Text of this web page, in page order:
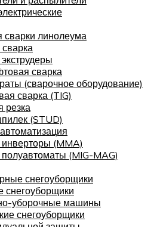
линолеума
сварка
(сварочное оборудование)
сварка (TIG)
резка
(STUD)
(MMA)
(MIG-MAG)
снегоуборщики
снегоуборщики
уборочные машины
снегоуборщики